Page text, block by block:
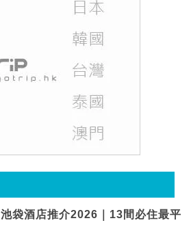
池袋酒店推介2026｜13間必住最平